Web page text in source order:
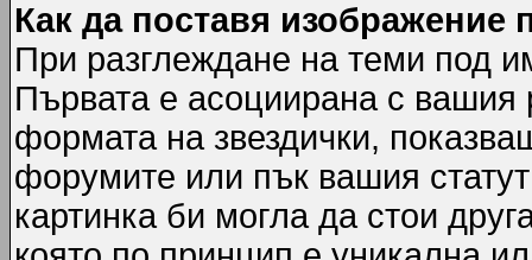
Как да поставя изображение
При разглеждане на теми под
Първата е асоциирана с вашия
формата на звездички,
форумите или пък вашия
картинка би могла да стои